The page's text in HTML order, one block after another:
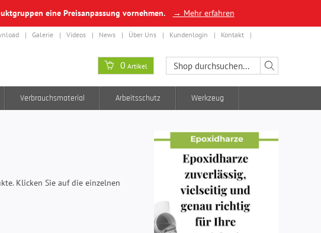
eine Preisanpassung vornehmen. → Mehr erfahren
Galerie Videos News Über Uns Kundenlogin Kontakt
0 Artikel
Verbrauchsmaterial Arbeitsschutz Werkzeug
Klicken Sie auf die einzelnen